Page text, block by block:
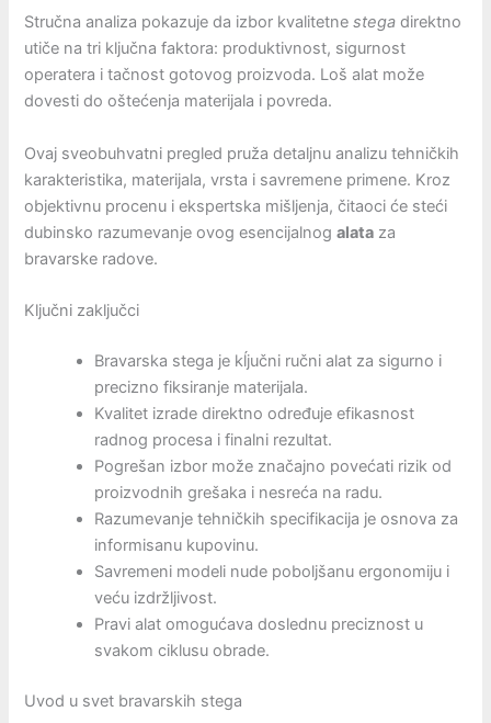
Stručna analiza pokazuje da izbor kvalitetnestega direktno
utiče na tri ključna faktora: produktivnost, sigurnost
operatera i tačnost gotovog proizvoda. Loš alat može
dovesti do oštećenja materijala i povreda.
Ovaj sveobuhvatni pregled pruža detaljnu analizu tehničkih
karakteristika, materijala, vrsta i savremene primene. Kroz
objektivnu procenu i ekspertska mišljenja, čitaoci će steći
dubinsko razumevanje ovog esencijalnogalata za
bravarske radove.
Ključni zaključci
Bravarska stega je kĺjučni ručni alat za sigurno i
precizno fiksiranje materijala.
Kvalitet izrade direktno određuje efikasnost
radnog procesa i finalni rezultat.
Pogrešan izbor može značajno povećati rizik od
proizvodnih grešaka i nesreća na radu.
Razumevanje tehničkih specifikacija je osnova za
informisanu kupovinu.
Savremeni modeli nude poboljšanu ergonomiju i
veću izdržljivost.
Pravi alat omogućava doslednu preciznost u
svakom ciklusu obrade.
Uvod u svet bravarskih stega